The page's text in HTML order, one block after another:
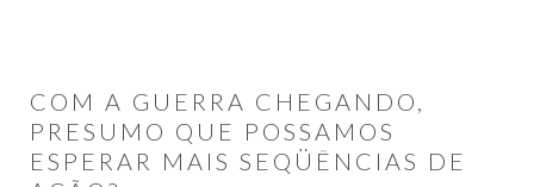
COM A GUERRA CHEGANDO,
PRESUMO QUE POSSAMOS
ESPERAR MAIS SEQÜÊNCIAS DE